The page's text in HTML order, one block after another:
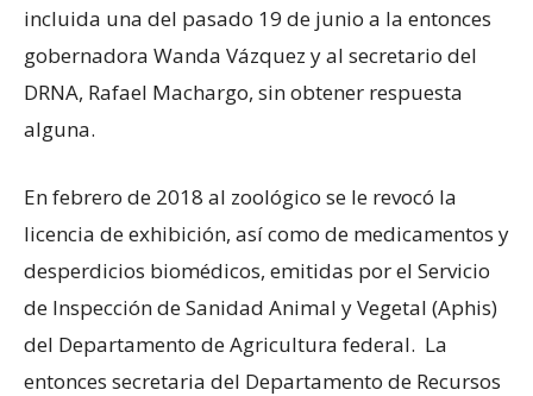
incluida una del pasado 19 de junio a la entonces
gobernadora Wanda Vázquez y al secretario del
DRNA, Rafael Machargo, sin obtener respuesta
alguna.
En febrero de 2018 al zoológico se le revocó la
licencia de exhibición, así como de medicamentos y
desperdicios biomédicos, emitidas por el Servicio
de Inspección de Sanidad Animal y Vegetal (Aphis)
del Departamento de Agricultura federal. La
entonces secretaria del Departamento de Recursos